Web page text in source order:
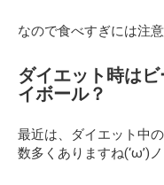
なので食べすぎには注意
ダイエット時は
イボール？
最近は、ダイエット中
数多くありますね(‘ω’)ノ